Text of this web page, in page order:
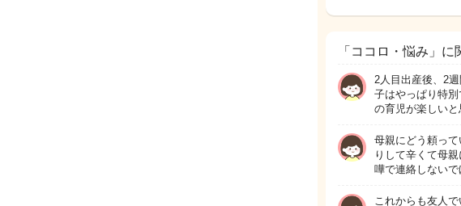
「ココロ・悩み」に
2人目出産後、2
子はやっぱり特
の育児が楽しい
母親にどう頼っ
りして辛くて母
嘩で連絡しない
これからも友人